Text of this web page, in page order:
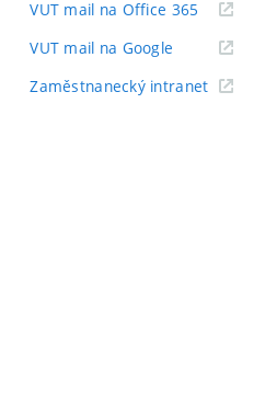
VUT mail na Office 365 (externí
VUT mail na Google (externí
Zaměstnanecký intranet(externí